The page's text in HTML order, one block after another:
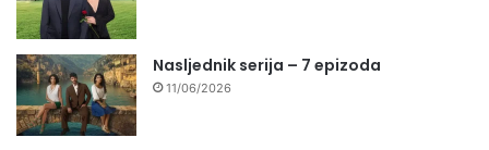
Nasljednik serija – 7 epizoda
11/06/2026